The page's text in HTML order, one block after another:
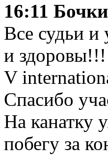
16:11 Бочки
Все судьи и
и здоровы!!!
V
Спасибо
На канатку
побегу за